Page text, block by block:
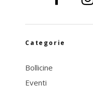
Categorie
Bollicine
Eventi